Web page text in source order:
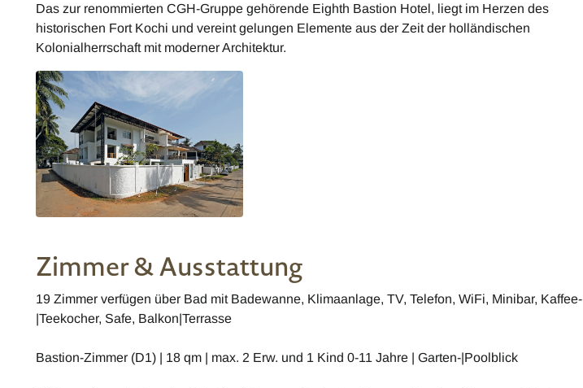
Das zur renommierten CGH-Gruppe gehörende Eighth Bastion Hotel, liegt im Herzen des
historischen Fort Kochi und vereint gelungen Elemente aus der Zeit der holländischen
Kolonialherrschaft mit moderner Architektur.
Zimmer & Ausstattung
19 Zimmer verfügen über Bad mit Badewanne, Klimaanlage, TV, Telefon, WiFi, Minibar, Kaffee-
|Teekocher, Safe, Balkon|Terrasse
Bastion-Zimmer (D1) | 18 qm | max. 2 Erw. und 1 Kind 0-11 Jahre | Garten-|Poolblick